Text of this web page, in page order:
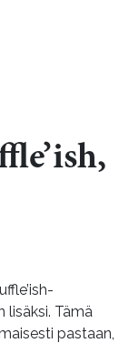
lisäksi. Tämä
pastaan,